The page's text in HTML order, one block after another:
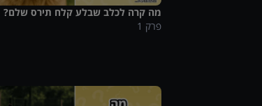
מה קרה לכלב שבלע קלח תירס שלם?
פרק 1